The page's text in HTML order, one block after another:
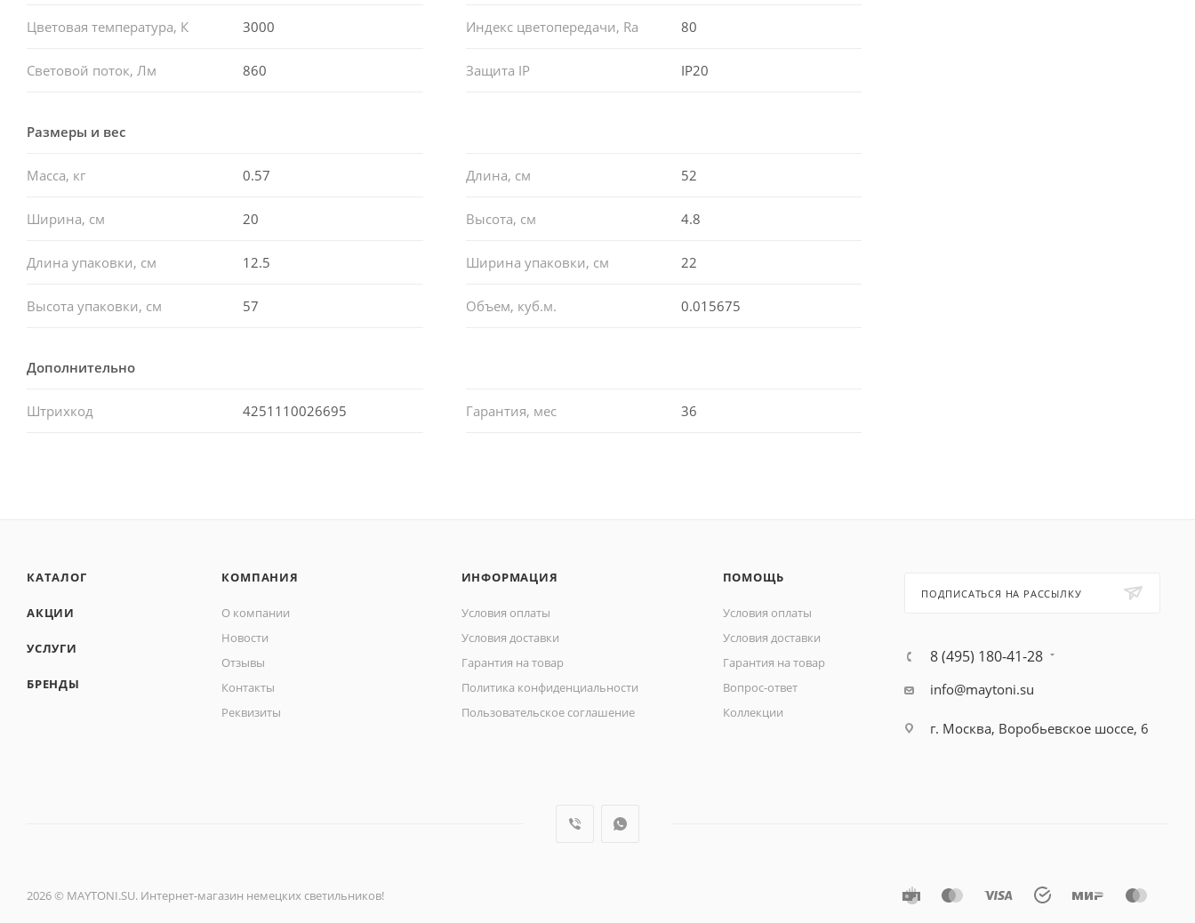
Цветовая температура, К 3000 Индекс цветопередачи, Ra 80
Световой поток, Лм 860 Защита IP IP20
Размеры и вес
Масса, кг 0.57 Длина, см 52
Ширина, см 20 Высота, см 4.8
Длина упаковки, см 12.5 Ширина упаковки, см 22
Высота упаковки, см 57 Объем, куб.м. 0.015675
Дополнительно
Штрихкод 4251110026695 Гарантия, мес 36
КАТАЛОГ
АКЦИИ
УСЛУГИ
БРЕНДЫ
КОМПАНИЯ
О компании
Новости
Отзывы
Контакты
Реквизиты
ИНФОРМАЦИЯ
Условия оплаты
Условия доставки
Гарантия на товар
Политика конфиденциальности
Пользовательское соглашение
ПОМОЩЬ
Условия оплаты
Условия доставки
Гарантия на товар
Вопрос-ответ
Коллекции
ПОДПИСАТЬСЯ НА РАССЫЛКУ
8 (495) 180-41-28
info@maytoni.su
г. Москва, Воробьевское шоссе, 6
2026 © MAYTONI.SU. Интернет-магазин немецких светильников!